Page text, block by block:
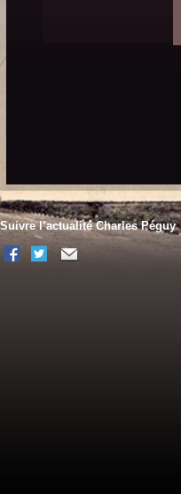
Suivre l’actualité Charles Péguy